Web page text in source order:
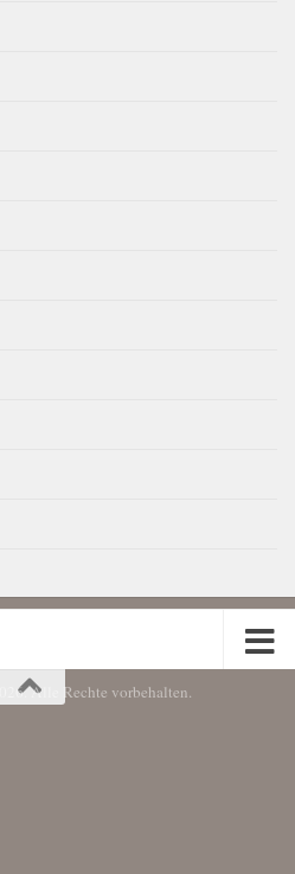
Alle Rechte vorbehalten.